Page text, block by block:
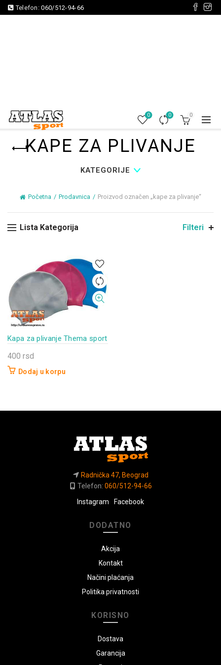
Telefon:060/512-94-66
0 0 0
KAPE ZA PLIVANJE
KATEGORIJE
Početna Prodavnica Proizvod označen „kape za plivanje“
Lista Kategorija Filteri
Kapa za plivanje Thema sport
400 rsd
Dodaj u korpu
Radnička 47, Beograd
Telefon: 060/512-94-66
Instagram
Facebook
DODATNO
Akcija
Kontakt
Načini plaćanja
Politika privatnosti
KORISNO
Dostava
Garancija